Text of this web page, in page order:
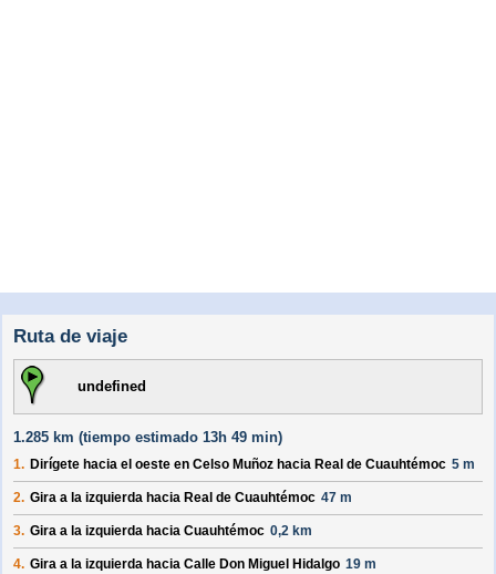
Ruta de viaje
undefined
1.285 km (tiempo estimado 13h 49 min)
1. Dirígete hacia el oeste en Celso Muñoz hacia Real de Cuauhtémoc 5 m
2. Gira a la izquierda hacia Real de Cuauhtémoc 47 m
3. Gira a la izquierda hacia Cuauhtémoc 0,2 km
4. Gira a la izquierda hacia Calle Don Miguel Hidalgo 19 m